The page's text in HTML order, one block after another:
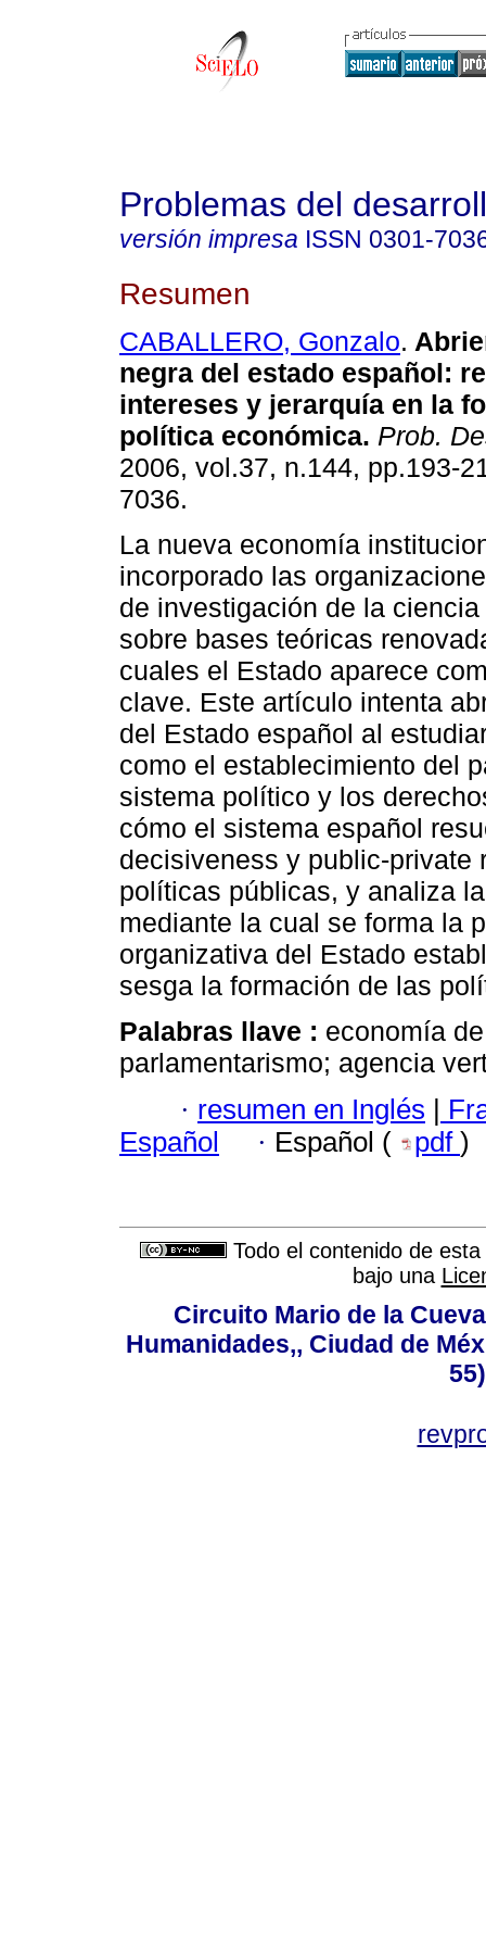
Problemas del
versión impresa ISSN 0301-
Resumen
CABALLERO, Gonzalo.
negra del estado español:
intereses y jerarquía en la
política económica. Prob.
2006, vol.37, n.144, pp.193-
7036.
La nueva economía
incorporado las
de investigación de la
sobre bases teóricas
cuales el Estado aparece
clave. Este artículo intenta
del Estado español al
como el establecimiento del
sistema político y los
cómo el sistema español
decisiveness y public-private
políticas públicas, y analiza
mediante la cual se forma la
organizativa del Estado
sesga la formación de las
Palabras llave : economía
parlamentarismo; agencia
· resumen en Inglés |
Español
· Español ( pdf )
Todo el contenido de
bajo una
Circuito Mario de la
Humanidades,, Ciudad de